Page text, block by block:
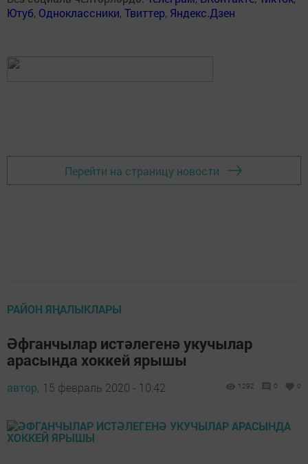
Ютуб, Одноклассники,Твиттер, Яндекс.Дзен
Перейти на страницу новости
РАЙОН ЯҢАЛЫКЛАРЫ
Әфганчылар истәлегенә укучылар
арасында хоккей ярышы
автор, 15 февраль 2020 - 10:42 1292 0 0